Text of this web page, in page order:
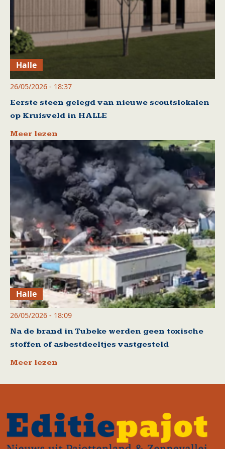
Halle
26/05/2026 - 18:37
Eerste steen gelegd van nieuwe scoutslokalen
op Kruisveld in HALLE
Meer lezen
Halle
26/05/2026 - 18:09
Na de brand in Tubeke werden geen toxische
stoffen of asbestdeeltjes vastgesteld
Meer lezen